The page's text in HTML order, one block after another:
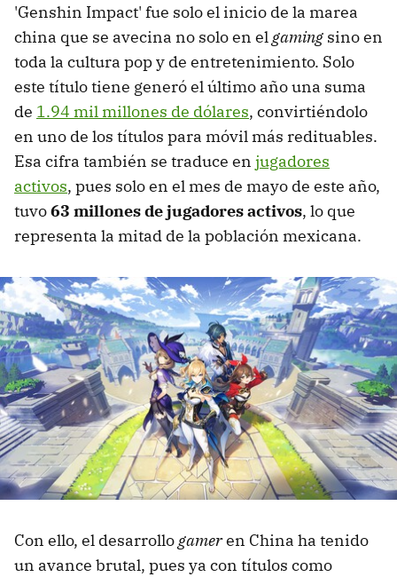
'Genshin Impact' fue solo el inicio de la marea
china que se avecina no solo en el gaming sino en
toda la cultura pop y de entretenimiento. Solo
este título tiene generó el último año una suma
de 1.94 mil millones de dólares, convirtiéndolo
en uno de los títulos para móvil más redituables.
Esa cifra también se traduce en jugadores
activos, pues solo en el mes de mayo de este año,
tuvo63 millones de jugadores activos, lo que
representa la mitad de la población mexicana.
Con ello, el desarrollogameren China ha tenido
un avance brutal, pues ya con títulos como